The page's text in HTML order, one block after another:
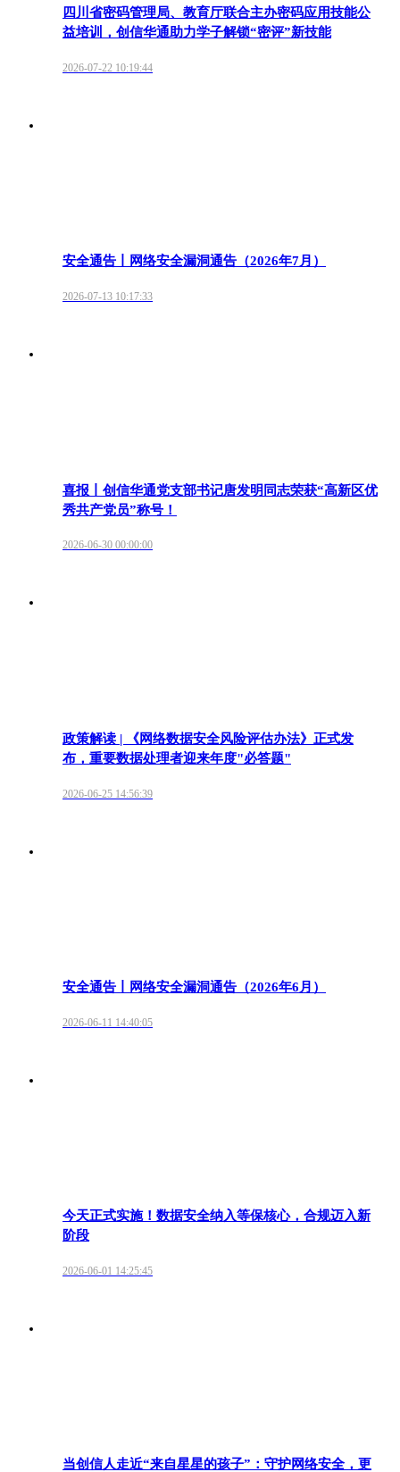
四川省密码管理局、教育厅联合主办密码应用技能公
益培训，创信华通助力学子解锁“密评”新技能
2026-07-22 10:19:44
安全通告丨网络安全漏洞通告（2026年7月）
2026-07-13 10:17:33
喜报丨创信华通党支部书记唐发明同志荣获“高新区优
秀共产党员”称号！
2026-06-30 00:00:00
政策解读 | 《网络数据安全风险评估办法》正式发
布，重要数据处理者迎来年度"必答题"
2026-06-25 14:56:39
安全通告丨网络安全漏洞通告（2026年6月）
2026-06-11 14:40:05
今天正式实施！数据安全纳入等保核心，合规迈入新
阶段
2026-06-01 14:25:45
当创信人走近“来自星星的孩子”：守护网络安全，更